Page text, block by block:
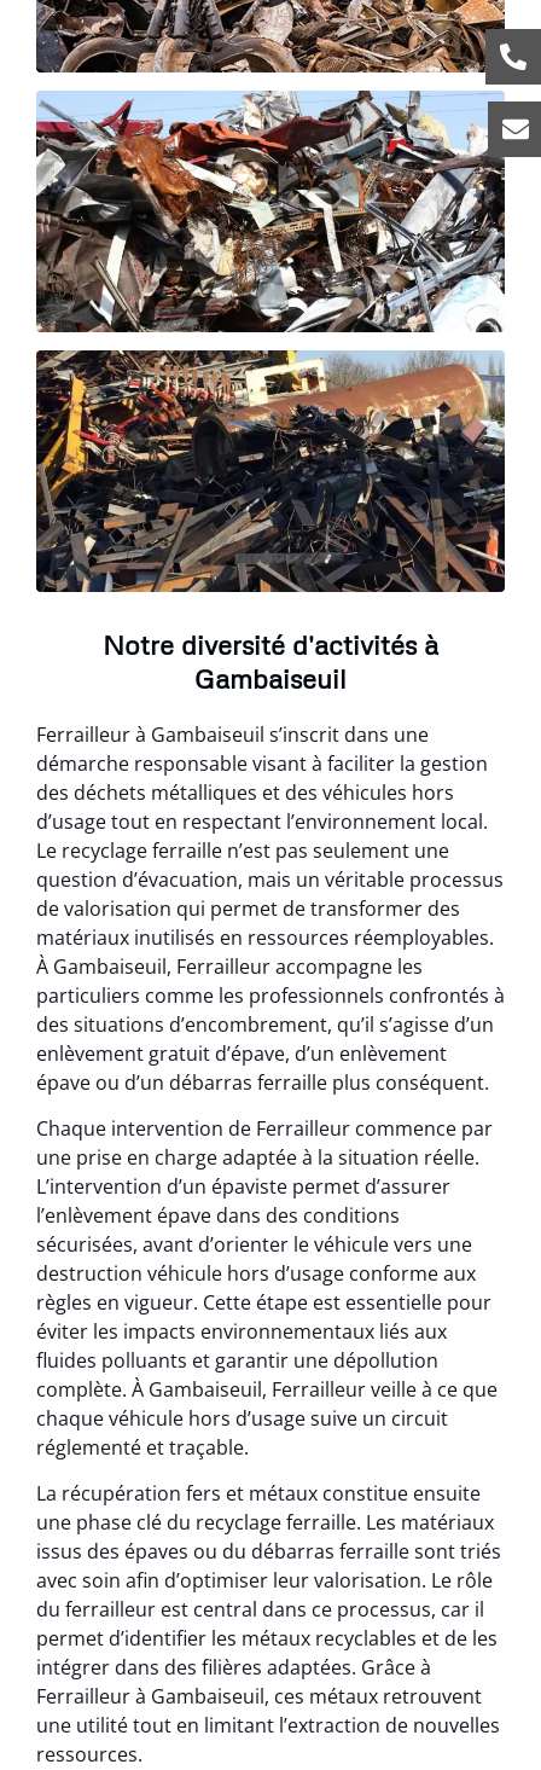
Notre diversité d'activités à
Gambaiseuil
Ferrailleur à Gambaiseuil s’inscrit dans une
démarche responsable visant à faciliter la gestion
des déchets métalliques et des véhicules hors
d’usage tout en respectant l’environnement local.
Le recyclage ferraille n’est pas seulement une
question d’évacuation, mais un véritable processus
de valorisation qui permet de transformer des
matériaux inutilisés en ressources réemployables.
À Gambaiseuil, Ferrailleur accompagne les
particuliers comme les professionnels confrontés à
des situations d’encombrement, qu’il s’agisse d’un
enlèvement gratuit d’épave, d’un enlèvement
épave ou d’un débarras ferraille plus conséquent.
Chaque intervention de Ferrailleur commence par
une prise en charge adaptée à la situation réelle.
L’intervention d’un épaviste permet d’assurer
l’enlèvement épave dans des conditions
sécurisées, avant d’orienter le véhicule vers une
destruction véhicule hors d’usage conforme aux
règles en vigueur. Cette étape est essentielle pour
éviter les impacts environnementaux liés aux
fluides polluants et garantir une dépollution
complète. À Gambaiseuil, Ferrailleur veille à ce que
chaque véhicule hors d’usage suive un circuit
réglementé et traçable.
La récupération fers et métaux constitue ensuite
une phase clé du recyclage ferraille. Les matériaux
issus des épaves ou du débarras ferraille sont triés
avec soin afin d’optimiser leur valorisation. Le rôle
du ferrailleur est central dans ce processus, car il
permet d’identifier les métaux recyclables et de les
intégrer dans des filières adaptées. Grâce à
Ferrailleur à Gambaiseuil, ces métaux retrouvent
une utilité tout en limitant l’extraction de nouvelles
ressources.